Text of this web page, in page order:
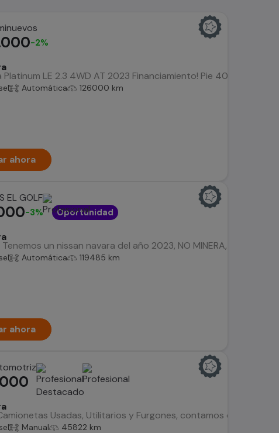
Platinum LE 2.3 4WD AT 2023 Financiamiento! Pie 40%
-2%
Automática 126000 km
ahora
EL GOLF
Tenemos un nissan navara del año 2023, NO MINERA, UNICO
-3% Oportunidad
Automática 119485 km
ahora
Usadas, Utilitarios y Furgones, contamos con el
Manual 45822 km